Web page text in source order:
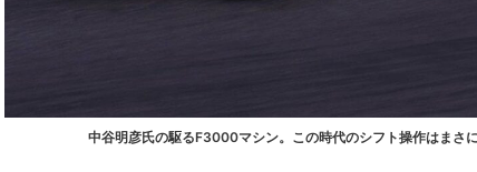
中谷明彦氏の駆るF3000マシン。この時代のシフト操作はまさ